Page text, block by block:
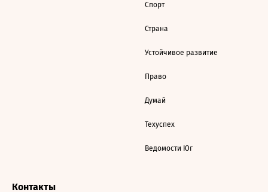
Спорт
Страна
Устойчивое развитие
Право
Думай
Техуспех
Ведомости Юг
Контакты